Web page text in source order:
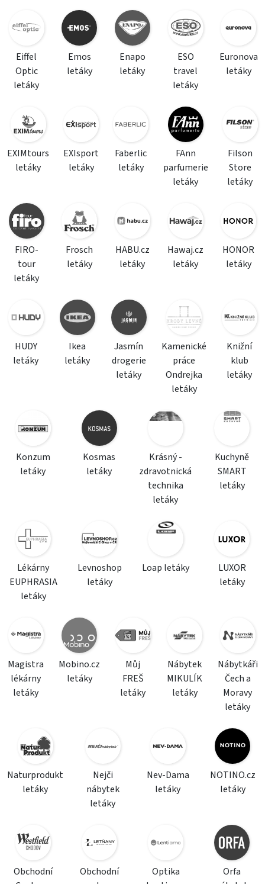
Eiffel
Optic
letáky
Emos
letáky
Enapo
letáky
ESO
travel
letáky
Euronova
letáky
EXIMtours
letáky
EXIsport
letáky
Faberlic
letáky
FAnn
parfumerie
letáky
Filson
Store
letáky
FIRO-
tour
letáky
Frosch
letáky
HABU.cz
letáky
Hawaj.cz
letáky
HONOR
letáky
HUDY
letáky
Ikea
letáky
Jasmín
drogerie
letáky
Kamenické
práce
Ondrejka
letáky
Knižní
klub
letáky
Konzum
letáky
Kosmas
letáky
Krásný -
zdravotnická
technika
letáky
Kuchyně
SMART
letáky
Lékárny
EUPHRASIA
letáky
Levnoshop
letáky
Loap letáky
LUXOR
letáky
Magistra
lékárny
letáky
Mobino.cz
letáky
Můj
FREŠ
letáky
Nábytek
MIKULÍK
letáky
Nábytkáři
Čech a
Moravy
letáky
Naturprodukt
letáky
Nejči
nábytek
letáky
Nev-Dama
letáky
NOTINO.cz
letáky
Obchodní
Obchodní
Optika
Orfa